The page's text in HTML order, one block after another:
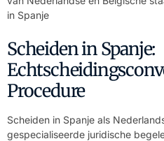
in Spanje
Scheiden in Spanje:
Procedure
Scheiden in Spanje als
gespecialiseerde juridische